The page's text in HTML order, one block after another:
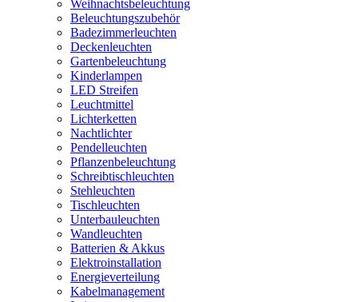
Weihnachtsbeleuchtung
Beleuchtungszubehör
Badezimmerleuchten
Deckenleuchten
Gartenbeleuchtung
Kinderlampen
LED Streifen
Leuchtmittel
Lichterketten
Nachtlichter
Pendelleuchten
Pflanzenbeleuchtung
Schreibtischleuchten
Stehleuchten
Tischleuchten
Unterbauleuchten
Wandleuchten
Batterien & Akkus
Elektroinstallation
Energieverteilung
Kabelmanagement